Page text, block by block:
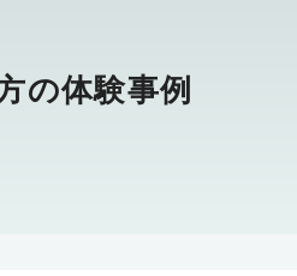
の体験事例